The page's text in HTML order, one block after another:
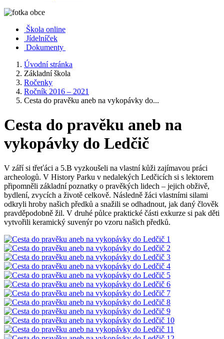
Škola online
Jídelníček
Dokumenty
Úvodní stránka
Základní škola
Ročenky
Ročník 2016 – 2021
Cesta do pravěku aneb na vykopávky do...
Cesta do pravěku aneb na
vykopávky do Ledčič
V září si třeťáci a 5.B vyzkoušeli na vlastní kůži zajímavou práci
archeologů. V History Parku v nedalekých Ledčicích si s lektorem
připomněli základní poznatky o pravěkých lidech – jejich obživě,
bydlení, zvycích a životě celkově. Následně žáci vlastními silami
odkryli hroby našich předků a snažili se odhadnout, jak daný člověk
pravděpodobně žil. V druhé půlce praktické části exkurze si pak děti
vytvořili keramický suvenýr po vzoru našich předků.